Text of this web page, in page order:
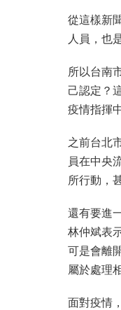
從這樣新
人員，也
所以台南
己認定？
疫情指揮
之前台北
員在中央
所行動，
還有要進
林仲斌表
可是會離
屬於處理
面對疫情